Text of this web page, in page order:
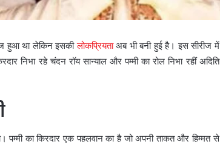
हुआ था लेकिन इसकीलोकप्रियताअब भी बनी हुई है। इस सीरीज में
निभा रहे चंदन रॉय सान्याल और पम्मी का रोल निभा रहीं अदिति
का किरदार एक पहलवान का है जो अपनी ताकत और हिम्मत से